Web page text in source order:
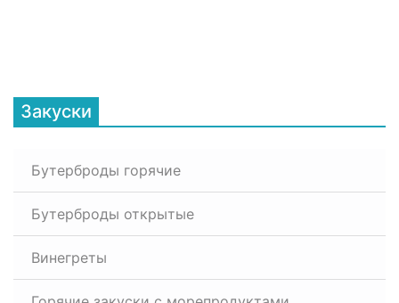
Закуски
Бутерброды горячие
Бутерброды открытые
Винегреты